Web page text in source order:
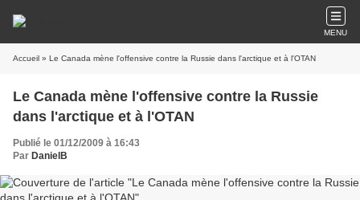
MENU
Accueil » Le Canada mène l'offensive contre la Russie dans l'arctique et à l'OTAN
Le Canada mène l'offensive contre la Russie
dans l'arctique et à l'OTAN
Publié le 01/12/2009 à 16:43
Par DanielB